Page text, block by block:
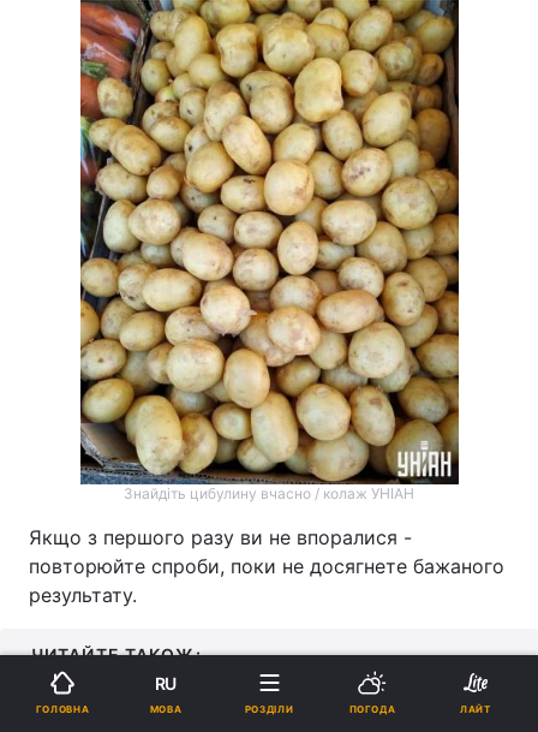
Знайдіть цибулину вчасно / колаж УНІАН
Якщо з першого разу ви не впоралися -
повторюйте спроби, поки не досягнете бажаного
результату.
ЧИТАЙТЕ ТАКОЖ:
ГОЛОВНА
RU
МОВА РОЗДІЛИ ПОГОДА ЛАЙТ